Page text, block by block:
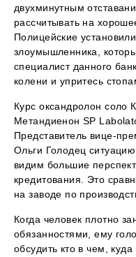
двухминутным
рассчитывать на
Полицейские
злоумышленника,
специалист данного
колени и упритесь
Курс оксандролон соло
Метандиенон SP
Представитель вице-
Ольги Голодец
видим большие
кредитования. Это
на заводе по
Когда человек плотно
обязанностями, ему
обсудить кто в чем, куда